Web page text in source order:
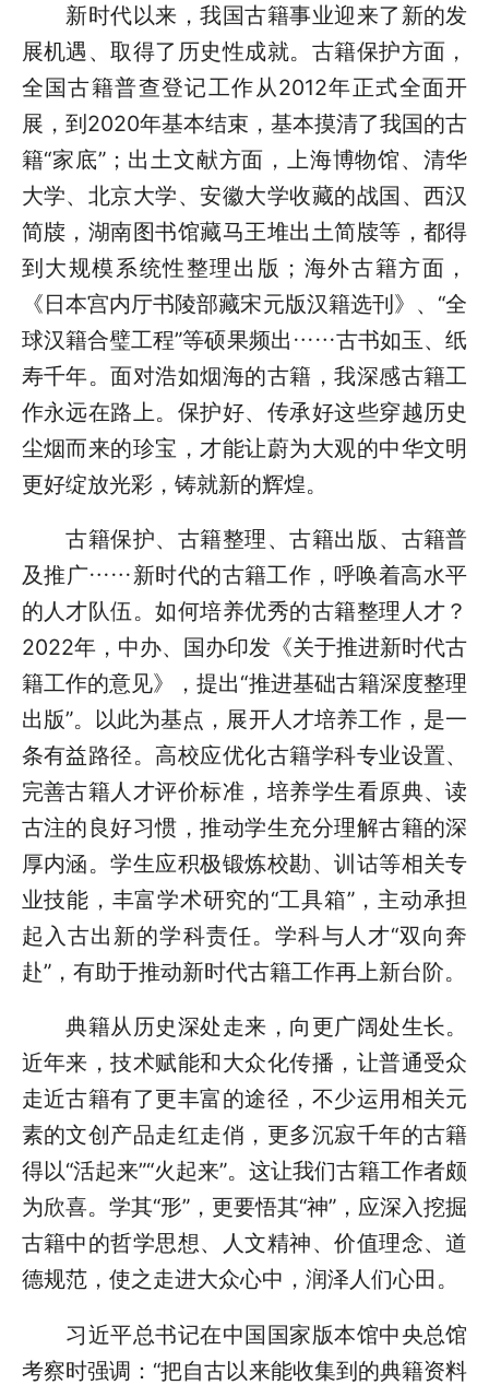
新时代以来，我国古籍事业迎来了新的发
展机遇、取得了历史性成就。古籍保护方面，
全国古籍普查登记工作从2012年正式全面开
展，到2020年基本结束，基本摸清了我国的古
籍“家底”；出土文献方面，上海博物馆、清华
大学、北京大学、安徽大学收藏的战国、西汉
简牍，湖南图书馆藏马王堆出土简牍等，都得
到大规模系统性整理出版；海外古籍方面，
《日本宫内厅书陵部藏宋元版汉籍选刊》、“全
球汉籍合璧工程”等硕果频出……古书如玉、纸
寿千年。面对浩如烟海的古籍，我深感古籍工
作永远在路上。保护好、传承好这些穿越历史
尘烟而来的珍宝，才能让蔚为大观的中华文明
更好绽放光彩，铸就新的辉煌。
古籍保护、古籍整理、古籍出版、古籍普
及推广……新时代的古籍工作，呼唤着高水平
的人才队伍。如何培养优秀的古籍整理人才？
2022年，中办、国办印发《关于推进新时代古
籍工作的意见》，提出“推进基础古籍深度整理
出版”。以此为基点，展开人才培养工作，是一
条有益路径。高校应优化古籍学科专业设置、
完善古籍人才评价标准，培养学生看原典、读
古注的良好习惯，推动学生充分理解古籍的深
厚内涵。学生应积极锻炼校勘、训诂等相关专
业技能，丰富学术研究的“工具箱”，主动承担
起入古出新的学科责任。学科与人才“双向奔
赴”，有助于推动新时代古籍工作再上新台阶。
典籍从历史深处走来，向更广阔处生长。
近年来，技术赋能和大众化传播，让普通受众
走近古籍有了更丰富的途径，不少运用相关元
素的文创产品走红走俏，更多沉寂千年的古籍
得以“活起来”“火起来”。这让我们古籍工作者颇
为欣喜。学其“形”，更要悟其“神”，应深入挖掘
古籍中的哲学思想、人文精神、价值理念、道
德规范，使之走进大众心中，润泽人们心田。
习近平总书记在中国国家版本馆中央总馆
考察时强调：“把自古以来能收集到的典籍资料